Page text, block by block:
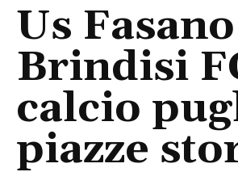
Us
Brindisi
calcio
piazze